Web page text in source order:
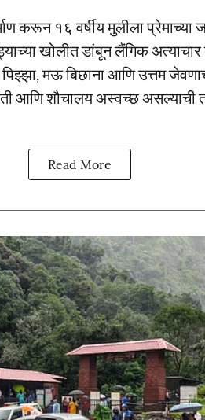
करून १६ वर्षीय मुलीला प्रेमाच्या
खोलीत डांबून लैंगिक
मऊ बिछाना आणि उत्तम
आणि शौचालय अस्वच्छ असल्याची
Read More